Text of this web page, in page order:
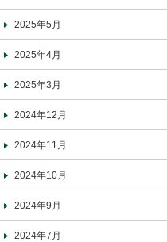
2025年5月
2025年4月
2025年3月
2024年12月
2024年11月
2024年10月
2024年9月
2024年7月